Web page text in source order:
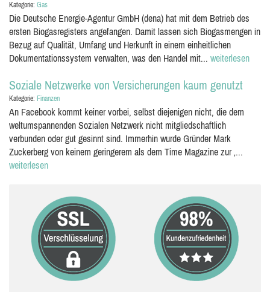
Kategorie: Gas
Die Deutsche Energie-Agentur GmbH (dena) hat mit dem Betrieb des
ersten Biogasregisters angefangen. Damit lassen sich Biogasmengen in
Bezug auf Qualität, Umfang und Herkunft in einem einheitlichen
Dokumentationssystem verwalten, was den Handel mit... weiterlesen
Soziale Netzwerke von Versicherungen kaum genutzt
Kategorie: Finanzen
An Facebook kommt keiner vorbei, selbst diejenigen nicht, die dem
weltumspannenden Sozialen Netzwerk nicht mitgliedschaftlich
verbunden oder gut gesinnt sind. Immerhin wurde Gründer Mark
Zuckerberg von keinem geringerem als dem Time Magazine zur ‚...
weiterlesen